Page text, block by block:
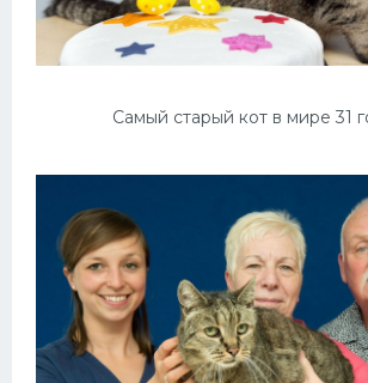
Самый старый кот в мире 31